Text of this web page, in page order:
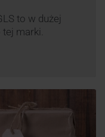
to w dużej
marki.